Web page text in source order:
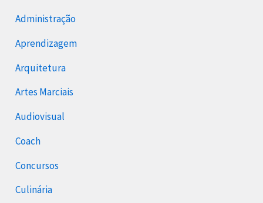
Administração
Aprendizagem
Arquitetura
Artes Marciais
Audiovisual
Coach
Concursos
Culinária